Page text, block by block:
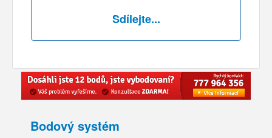
Sdílejte...
Bodový systém